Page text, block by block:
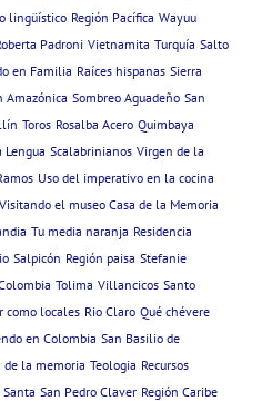
lingüístico Región Pacífica Wayuu
Padroni Vietnamita Turquía Salto
en Familia Raíces hispanas Sierra
Amazónica Sombreo Aguadeño San
Toros Rosalba Acero Quimbaya
Lengua Scalabrinianos Virgen de la
Uso del imperativo en la cocina
Visitando el museo Casa de la Memoria
Tu media naranja Residencia
Salpicón Región paisa Stefanie
Tolima Villancicos Santo
como locales Rio Claro Qué chévere
en Colombia San Basilio de
de la memoria Teologia Recursos
San Pedro Claver Región Caribe